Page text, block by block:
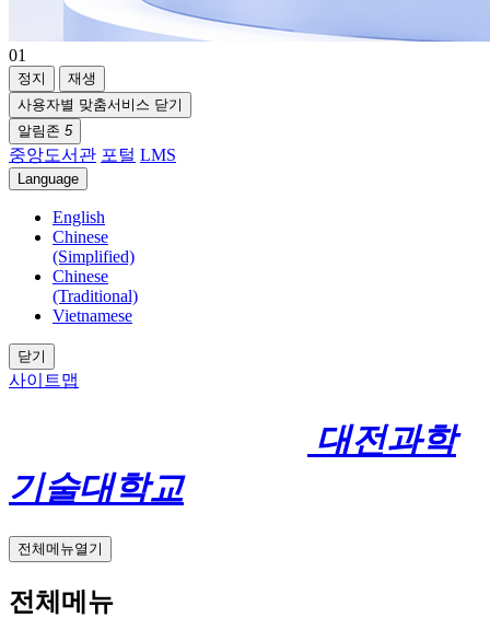
01
정지
재생
사용자별 맞춤서비스 닫기
알림존 5
중앙도서관 포털 LMS
Language
English
Chinese
(Simplified)
Chinese
(Traditional)
Vietnamese
닫기
사이트맵
대전과학
기술대학교
전체메뉴열기
전체메뉴